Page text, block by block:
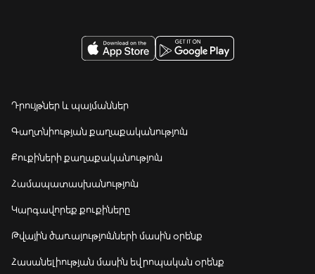
Դրույթներ և պայմաններ
Գաղտնիության քաղաքականություն
Քուքիների քաղաքականություն
Համապատասխանություն
Կարգավորեք քուքիները
Թվային ծառայությունների մասին օրենք
Հասանելիության մասին եվրոպական օրենք